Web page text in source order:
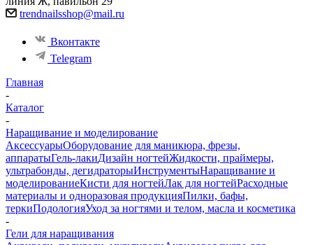
trendnailsshop@mail.ru
Вконтакте
Telegram
Главная
-
Каталог
-
Наращивание и моделирование
АксессуарыОборудование для маникюра, фрезы,
аппаратыГель-лакиДизайн ногтейЖидкости, праймеры,
ультрабонды, дегидраторыИнструментыНаращивание и
моделированиеКисти для ногтейЛак для ногтейРасходные
материалы и одноразовая продукцияПилки, бафы,
теркиПодологияУход за ногтями и телом, масла и косметика
-
Гели для наращивания